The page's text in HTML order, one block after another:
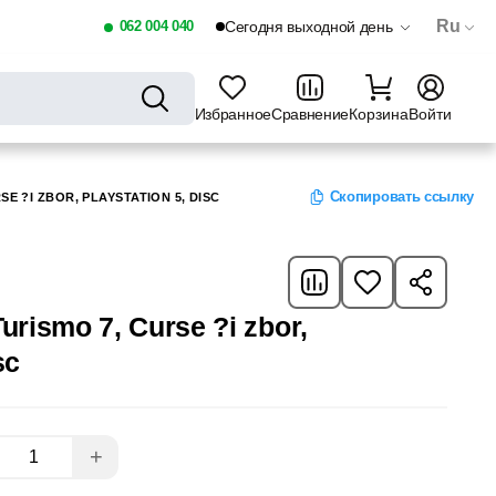
062 004 040 Сегодня выходной день Ru
ИзбранноеСравнениеКорзинаВойти
?I ZBOR, PLAYSTATION 5, DISC Скопировать ссылку
7, Curse ?i zbor,
+